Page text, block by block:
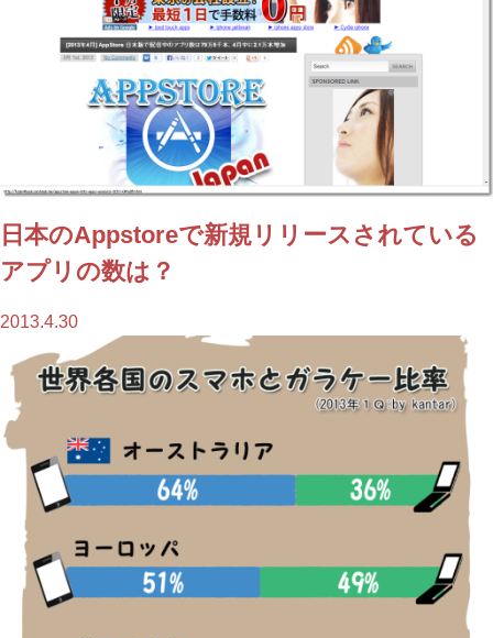
日本のAppstoreで新規リリースされている
アプリの数は？
2013.4.30